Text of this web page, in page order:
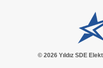
© 2026 Yıldız SDE